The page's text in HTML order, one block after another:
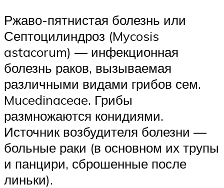
Ржаво-пятнистая болезнь или
Септоцилиндроз (Mycosis
astacorum) — инфекционная
болезнь раков, вызываемая
различными видами грибов сем.
Mucedinaceae. Грибы
размножаются конидиями.
Источник возбудителя болезни —
больные раки (в основном их трупы
и панцири, сброшенные после
линьки).